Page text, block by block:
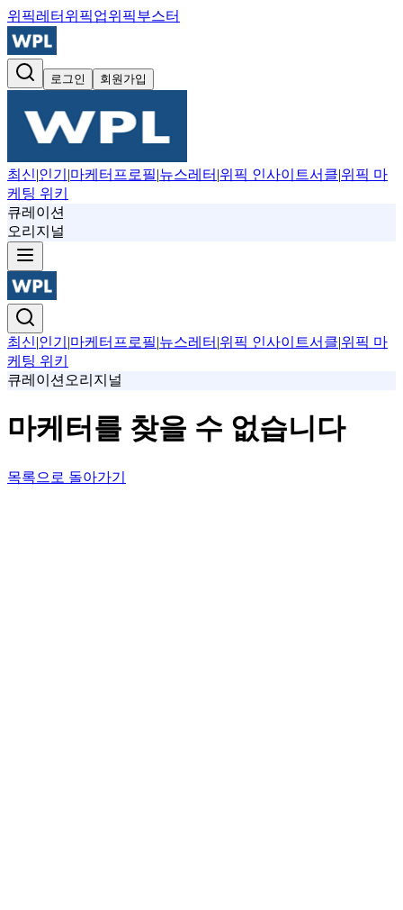
위픽레터 위픽업위픽부스터
로그인 회원가입
최신|인기 |마케터프로필|뉴스레터 |위픽 인사이트서클|위픽 마
케팅 위키
큐레이션
오리지널
최신|인기 |마케터프로필|뉴스레터 |위픽 인사이트서클|위픽 마
케팅 위키
큐레이션 오리지널
마케터를 찾을 수 없습니다
목록으로 돌아가기